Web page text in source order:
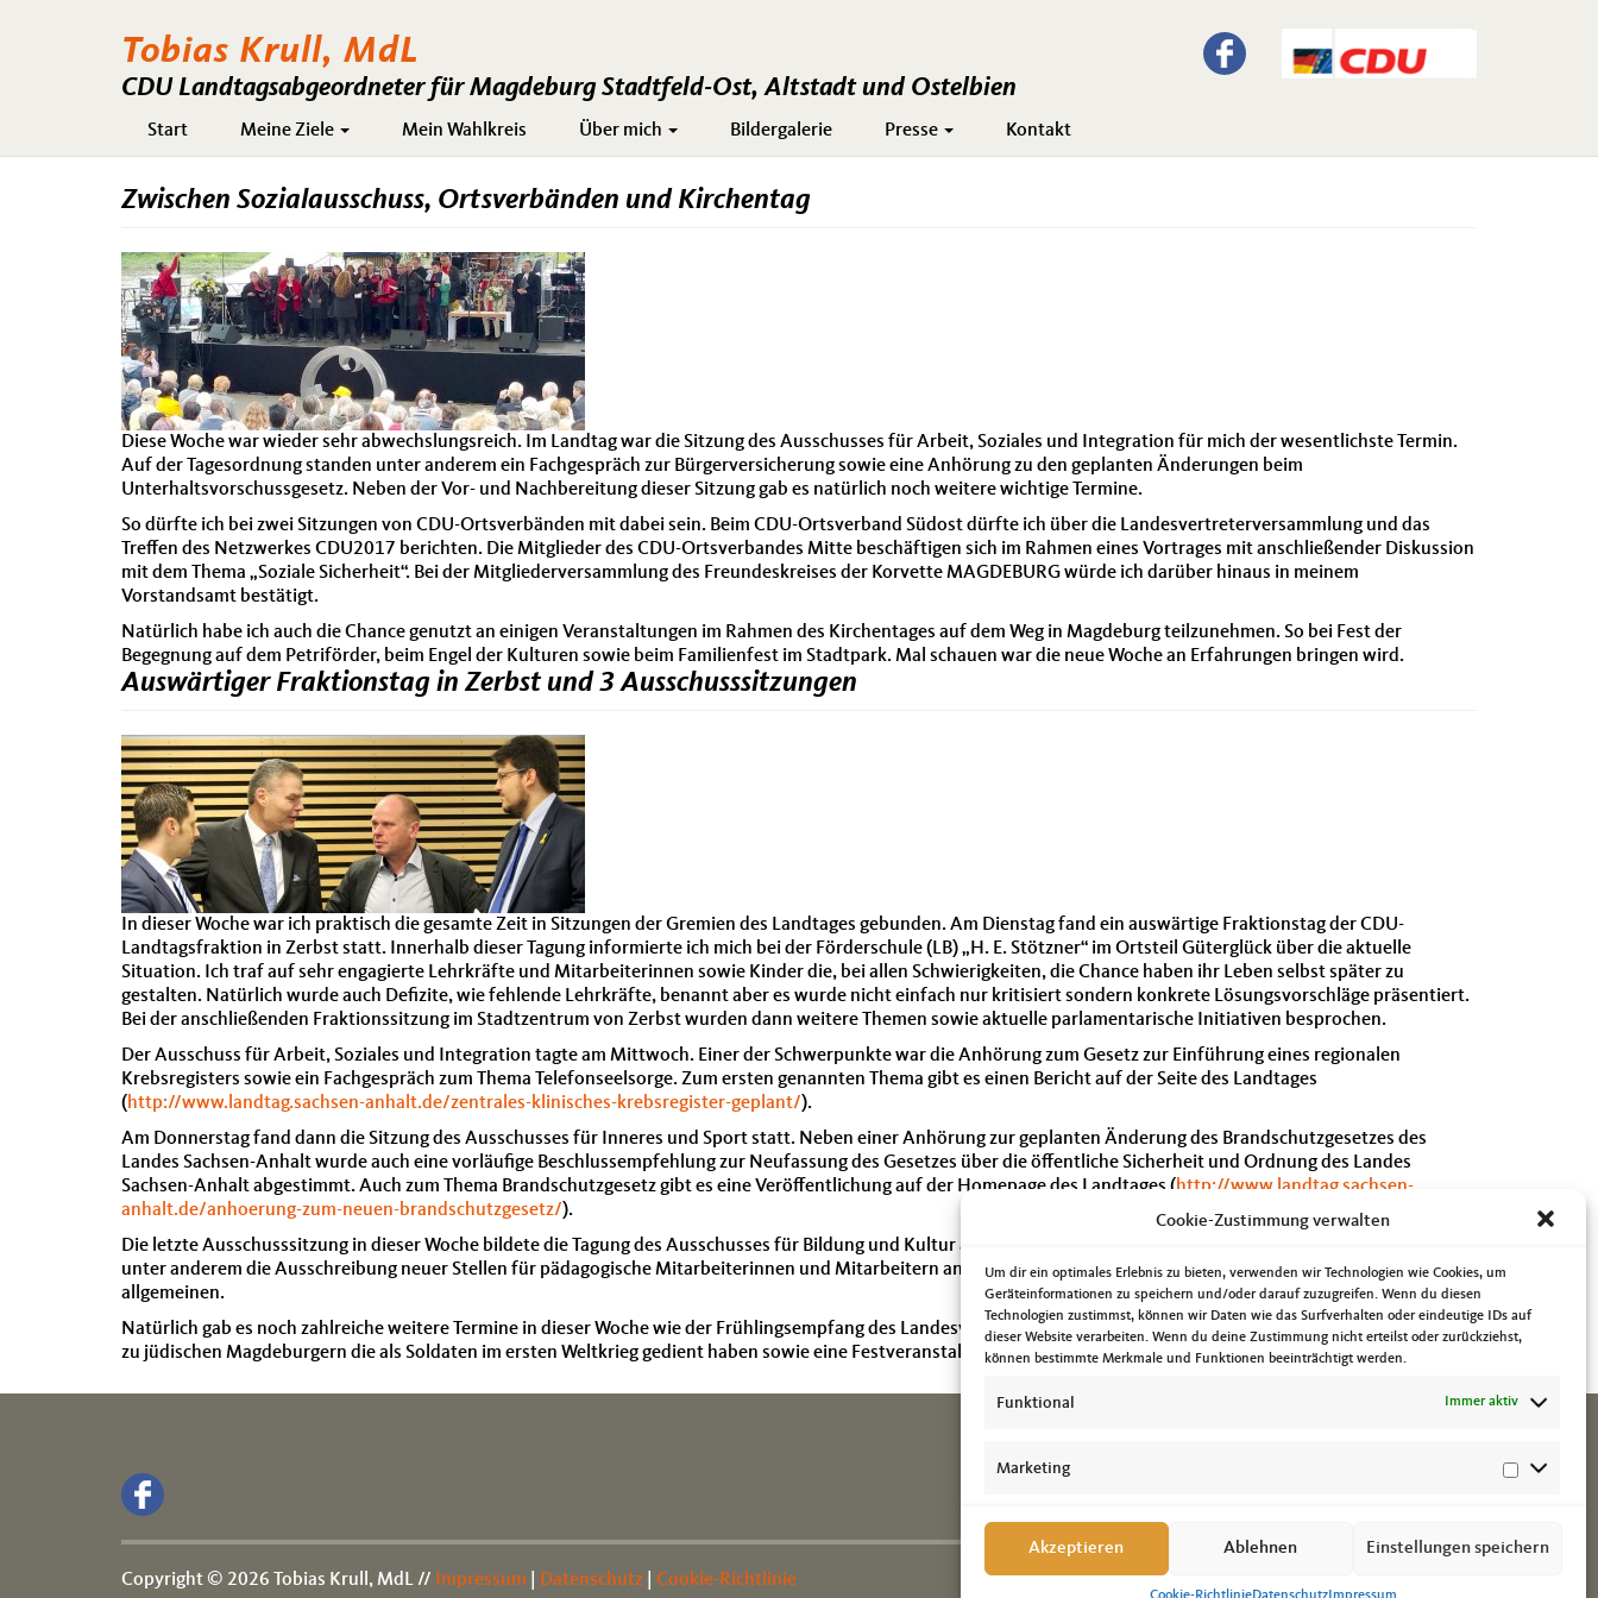
Cookie-Zustimmung verwalten
Um dir ein optimales Erlebnis zu bieten, verwenden wir Technologien wie Cookies, um
Geräteinformationen zu speichern und/oder darauf zuzugreifen. Wenn du diesen
Technologien zustimmst, können wir Daten wie das Surfverhalten oder eindeutige IDs auf
dieser Website verarbeiten. Wenn du deine Zustimmung nicht erteilst oder zurückziehst,
können bestimmte Merkmale und Funktionen beeinträchtigt werden.
Funktional Immer aktiv
Marketing
Akzeptieren Ablehnen Einstellungen speichern
Tobias Krull, MdL
CDU Landtagsabgeordneter für Magdeburg Stadtfeld-Ost, Altstadt und Ostelbien
Hauptnavigation
Start Meine Ziele Mein Wahlkreis Über mich Bildergalerie Presse Kontakt
Zwischen Sozialausschuss, Ortsverbänden und Kirchentag
Diese Woche war wieder sehr abwechslungsreich. Im Landtag war die Sitzung des Ausschusses für Arbeit, Soziales und Integration für mich der wesentlichste Termin.
Auf der Tagesordnung standen unter anderem ein Fachgespräch zur Bürgerversicherung sowie eine Anhörung zu den geplanten Änderungen beim
Unterhaltsvorschussgesetz. Neben der Vor- und Nachbereitung dieser Sitzung gab es natürlich noch weitere wichtige Termine.
So dürfte ich bei zwei Sitzungen von CDU-Ortsverbänden mit dabei sein. Beim CDU-Ortsverband Südost dürfte ich über die Landesvertreterversammlung und das
Treffen des Netzwerkes CDU2017 berichten. Die Mitglieder des CDU-Ortsverbandes Mitte beschäftigen sich im Rahmen eines Vortrages mit anschließender Diskussion
mit dem Thema „Soziale Sicherheit“. Bei der Mitgliederversammlung des Freundeskreises der Korvette MAGDEBURG würde ich darüber hinaus in meinem
Vorstandsamt bestätigt.
Natürlich habe ich auch die Chance genutzt an einigen Veranstaltungen im Rahmen des Kirchentages auf dem Weg in Magdeburg teilzunehmen. So bei Fest der
Begegnung auf dem Petriförder, beim Engel der Kulturen sowie beim Familienfest im Stadtpark. Mal schauen war die neue Woche an Erfahrungen bringen wird.
Auswärtiger Fraktionstag in Zerbst und 3 Ausschusssitzungen
In dieser Woche war ich praktisch die gesamte Zeit in Sitzungen der Gremien des Landtages gebunden. Am Dienstag fand ein auswärtige Fraktionstag der CDU-
Landtagsfraktion in Zerbst statt. Innerhalb dieser Tagung informierte ich mich bei der Förderschule (LB) „H. E. Stötzner“ im Ortsteil Güterglück über die aktuelle
Situation. Ich traf auf sehr engagierte Lehrkräfte und Mitarbeiterinnen sowie Kinder die, bei allen Schwierigkeiten, die Chance haben ihr Leben selbst später zu
gestalten. Natürlich wurde auch Defizite, wie fehlende Lehrkräfte, benannt aber es wurde nicht einfach nur kritisiert sondern konkrete Lösungsvorschläge präsentiert.
Bei der anschließenden Fraktionssitzung im Stadtzentrum von Zerbst wurden dann weitere Themen sowie aktuelle parlamentarische Initiativen besprochen.
Der Ausschuss für Arbeit, Soziales und Integration tagte am Mittwoch. Einer der Schwerpunkte war die Anhörung zum Gesetz zur Einführung eines regionalen
Krebsregisters sowie ein Fachgespräch zum Thema Telefonseelsorge. Zum ersten genannten Thema gibt es einen Bericht auf der Seite des Landtages
(http://www.landtag.sachsen-anhalt.de/zentrales-klinisches-krebsregister-geplant/).
Am Donnerstag fand dann die Sitzung des Ausschusses für Inneres und Sport statt. Neben einer Anhörung zur geplanten Änderung des Brandschutzgesetzes des
Landes Sachsen-Anhalt wurde auch eine vorläufige Beschlussempfehlung zur Neufassung des Gesetzes über die öffentliche Sicherheit und Ordnung des Landes
Sachsen-Anhalt abgestimmt. Auch zum Thema Brandschutzgesetz gibt es eine Veröffentlichung auf der Homepage des Landtages (http://www.landtag.sachsen-
anhalt.de/anhoerung-zum-neuen-brandschutzgesetz/).
Die letzte Ausschusssitzung in dieser Woche bildete die Tagung des Ausschusses für Bildung und Kultur an der ich teilweise stellvertretend teilnahm. Themen waren
unter anderem die Ausschreibung neuer Stellen für pädagogische Mitarbeiterinnen und Mitarbeitern an den Förderschulen sowie die Unterrichtsversorgung im
allgemeinen.
Natürlich gab es noch zahlreiche weitere Termine in dieser Woche wie der Frühlingsempfang des Landesverbandes Erneuerbare Energien, eine Schulprojektvorstellung
zu jüdischen Magdeburgern die als Soldaten im ersten Weltkrieg gedient haben sowie eine Festveranstaltung des Allgemeinen Behindertenverbandes Sachsen-Anhalt.
Copyright © 2026 Tobias Krull, MdL // Impressum Datenschutz Cookie-Richtlinie